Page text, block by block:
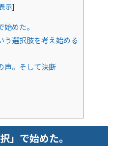
示]
めた。
う選択肢を考え始める
声。そして決断
」で始めた。